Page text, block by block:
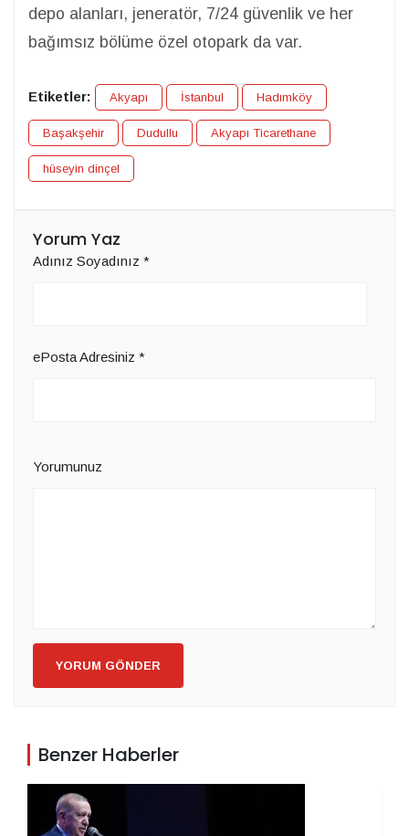
depo alanları, jeneratör, 7/24 güvenlik ve her
bağımsız bölüme özel otopark da var.
Etiketler: Akyapı İstanbul Hadımköy
Başakşehir Dudullu Akyapı Ticarethane
hüseyin dinçel
Yorum Yaz
Adınız Soyadınız *
ePosta Adresiniz *
Yorumunuz
YORUM GÖNDER
Benzer Haberler